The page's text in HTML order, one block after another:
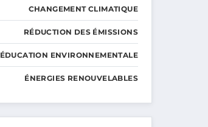
CHANGEMENT CLIMATIQUE
RÉDUCTION DES ÉMISSIONS
ÉDUCATION ENVIRONNEMENTALE
ÉNERGIES RENOUVELABLES